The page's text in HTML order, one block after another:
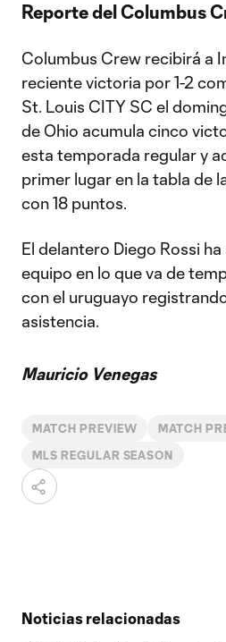
Reporte del Columbus
Columbus Crew recibirá a
reciente victoria por 1-2
St. Louis CITY SC el
de Ohio acumula cinco
esta temporada regular y
primer lugar en la tabla de
con 18 puntos.
El delantero Diego Rossi
equipo en lo que va de
con el uruguayo
asistencia.
Mauricio Venegas
MATCH PREVIEW MATCH
MLS REGULAR SEASON
Noticias relacionadas